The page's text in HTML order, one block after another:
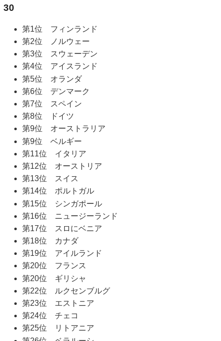
30
第1位 フィンランド
第2位 ノルウェー
第3位 スウェーデン
第4位 アイスランド
第5位 オランダ
第6位 デンマーク
第7位 スペイン
第8位 ドイツ
第9位 オーストラリア
第9位 ベルギー
第11位 イタリア
第12位 オーストリア
第13位 スイス
第14位 ポルトガル
第15位 シンガポール
第16位 ニュージーランド
第17位 スロにベニア
第18位 カナダ
第19位 アイルランド
第20位 フランス
第20位 ギリシャ
第22位 ルクセンブルグ
第23位 エストニア
第24位 チェコ
第25位 リトアニア